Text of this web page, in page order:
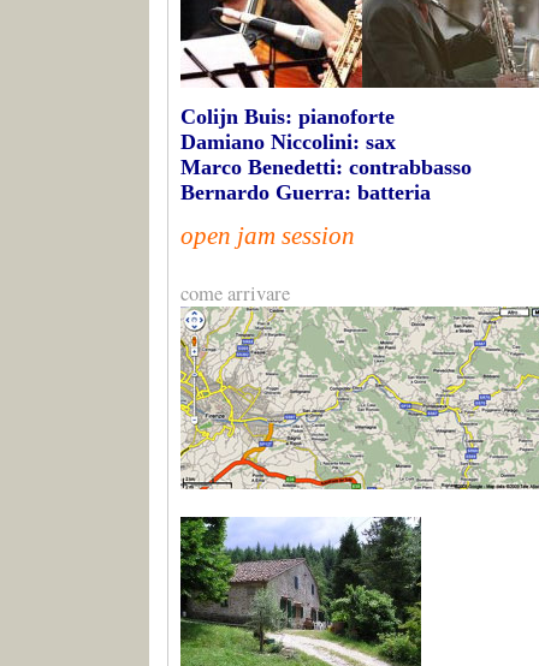
Colijn Buis: pianoforte
Damiano Niccolini: sax
Marco Benedetti: contrabbasso
Bernardo Guerra: batteria
open jam session
come arrivare